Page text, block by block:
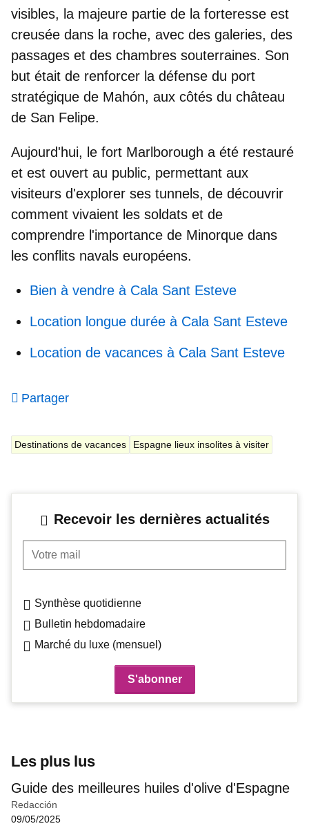
visibles, la majeure partie de la forteresse est
creusée dans la roche, avec des galeries, des
passages et des chambres souterraines. Son
but était de renforcer la défense du port
stratégique de Mahón, aux côtés du château
de San Felipe.
Aujourd'hui, le fort Marlborough a été restauré
et est ouvert au public, permettant aux
visiteurs d'explorer ses tunnels, de découvrir
comment vivaient les soldats et de
comprendre l'importance de Minorque dans
les conflits navals européens.
Bien à vendre à Cala Sant Esteve
Location longue durée à Cala Sant Esteve
Location de vacances à Cala Sant Esteve
Partager
Destinations de vacances Espagne lieux insolites à visiter
Recevoir les dernières actualités
Votre mail
Synthèse quotidienne
Bulletin hebdomadaire
Marché du luxe (mensuel)
Les plus lus
Guide des meilleures huiles d'olive d'Espagne
Redacción
09/05/2025